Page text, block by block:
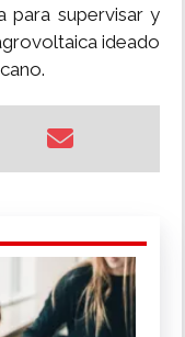
para supervisar y
ideado